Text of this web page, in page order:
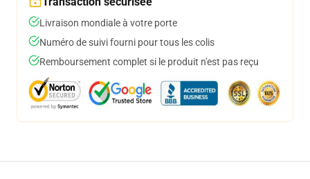
Livraison mondiale à votre porte
Numéro de suivi fourni pour tous les colis
Remboursement complet si le produit n'est pas reçu